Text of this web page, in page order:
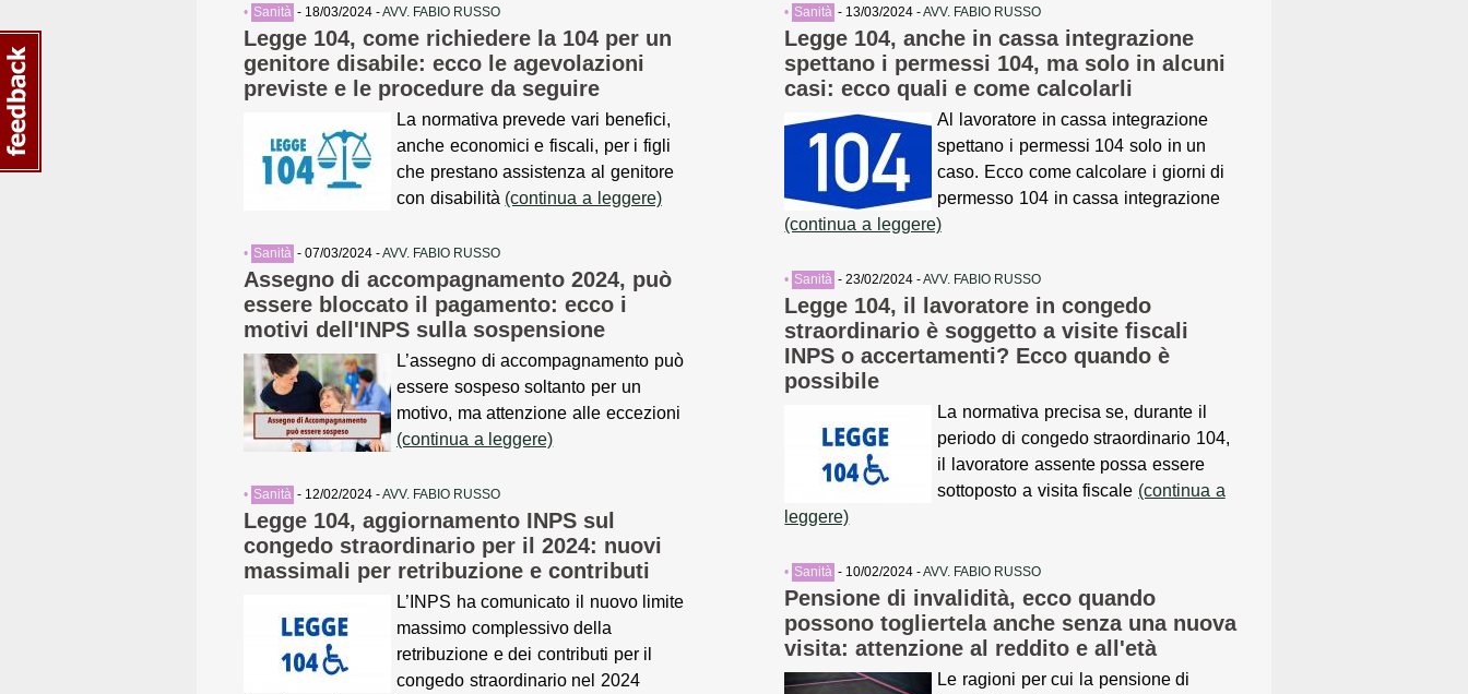
• Sanità - 18/03/2024 -AVV. FABIO RUSSO
Legge 104, come richiedere la 104 per un
genitore disabile: ecco le agevolazioni
previste e le procedure da seguire
La normativa prevede vari benefici,
anche economici e fiscali, per i figli
che prestano assistenza al genitore
con disabilità (continua a leggere)
• Sanità - 07/03/2024 -AVV. FABIO RUSSO
Assegno di accompagnamento 2024, può
essere bloccato il pagamento: ecco i
motivi dell'INPS sulla sospensione
L’assegno di accompagnamento può
essere sospeso soltanto per un
motivo, ma attenzione alle eccezioni
(continua a leggere)
• Sanità - 12/02/2024 -AVV. FABIO RUSSO
Legge 104, aggiornamento INPS sul
congedo straordinario per il 2024: nuovi
massimali per retribuzione e contributi
L’INPS ha comunicato il nuovo limite
massimo complessivo della
retribuzione e dei contributi per il
congedo straordinario nel 2024
• Sanità - 13/03/2024 -AVV. FABIO RUSSO
Legge 104, anche in cassa integrazione
spettano i permessi 104, ma solo in alcuni
casi: ecco quali e come calcolarli
Al lavoratore in cassa integrazione
spettano i permessi 104 solo in un
caso. Ecco come calcolare i giorni di
permesso 104 in cassa integrazione
(continua a leggere)
• Sanità - 23/02/2024 -AVV. FABIO RUSSO
Legge 104, il lavoratore in congedo
straordinario è soggetto a visite fiscali
INPS o accertamenti? Ecco quando è
possibile
La normativa precisa se, durante il
periodo di congedo straordinario 104,
il lavoratore assente possa essere
sottoposto a visita fiscale (continua a
leggere)
• Sanità - 10/02/2024 -AVV. FABIO RUSSO
Pensione di invalidità, ecco quando
possono togliertela anche senza una nuova
visita: attenzione al reddito e all'età
Le ragioni per cui la pensione di